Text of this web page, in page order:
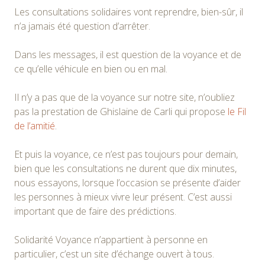
Les consultations solidaires vont reprendre, bien-sûr, il
n’a jamais été question d’arrêter.
Dans les messages, il est question de la voyance et de
ce qu’elle véhicule en bien ou en mal.
Il n’y a pas que de la voyance sur notre site, n’oubliez
pas la prestation de Ghislaine de Carli qui propose le Fil
de l’amitié.
Et puis la voyance, ce n’est pas toujours pour demain,
bien que les consultations ne durent que dix minutes,
nous essayons, lorsque l’occasion se présente d’aider
les personnes à mieux vivre leur présent. C’est aussi
important que de faire des prédictions.
Solidarité Voyance n’appartient à personne en
particulier, c’est un site d’échange ouvert à tous.